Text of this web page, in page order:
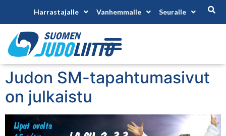
Harrastajalle Vanhemmalle Seuralle
Judon SM-tapahtumasivut
on julkaistu